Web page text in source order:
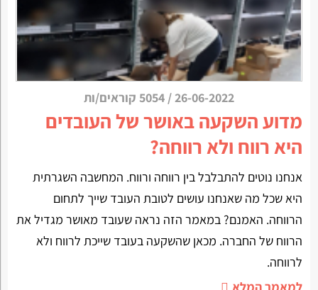
26-06-2022
/ 5054 קוראים/ות
מדוע השקעה באושר של העובדים
היא רווח ולא רווחה?
אנחנו נוטים להתבלבל בין רווחה ורווח. המחשבה השגרתית
היא שכל מה שאנחנו עושים לטובת העובד שייך לתחום
הרווחה. האמנם? במאמר הזה נראה שעובד מאושר מגדיל את
הרווח של החברה. מכאן שהשקעה בעובד שייכת לרווח ולא
לרווחה.
למאמר המלא